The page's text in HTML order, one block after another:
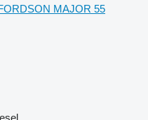
MAJOR 55